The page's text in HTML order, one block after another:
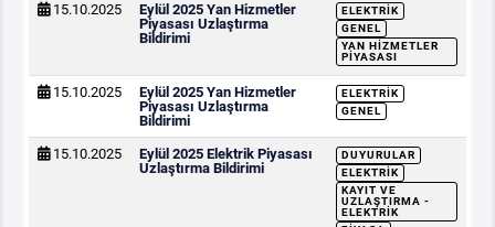
15.10.2025
Eylül 2025 Yan Hizmetler
Piyasası Uzlaştırma
Bildirimi
ELEKTRIK
GENEL
YAN HIZMETLER
PIYASASI
15.10.2025
Eylül 2025 Yan Hizmetler
Piyasası Uzlaştırma
Bildirimi
ELEKTRIK
GENEL
15.10.2025
Eylül 2025 Elektrik Piyasası
Uzlaştırma Bildirimi
DUYURULAR
ELEKTRIK
KAYIT VE
UZLAŞTIRMA -
ELEKTRIK